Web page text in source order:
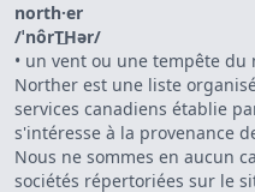
north·er
/ˈnôrT͟Hər/
• un vent ou une tempête du
Norther est une liste
services canadiens établie
s'intéresse à la provenance
Nous ne sommes en aucun
sociétés répertoriées sur le